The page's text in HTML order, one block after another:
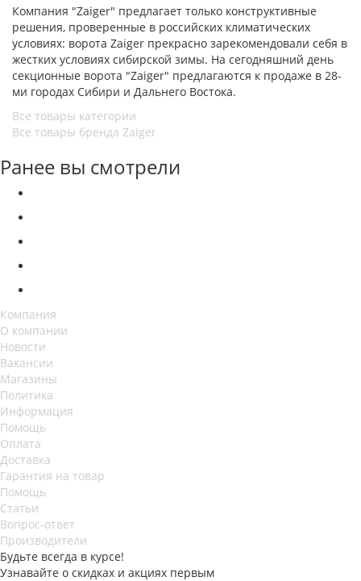
Компания "Zaiger" предлагает только конструктивные
решения, проверенные в российских климатических
условиях: ворота Zaiger прекрасно зарекомендовали себя в
жестких условиях сибирской зимы. На сегодняшний день
секционные ворота "Zaiger" предлагаются к продаже в 28-
ми городах Сибири и Дальнего Востока.
Все товары категории
Все товары бренда Zaiger
Ранее вы смотрели
Компания
О компании
Новости
Вакансии
Магазины
Политика
Информация
Помощь
Оплата
Доставка
Гарантия на товар
Помощь
Статьи
Вопрос-ответ
Производители
Будьте всегда в курсе!
Узнавайте о скидках и акциях первым